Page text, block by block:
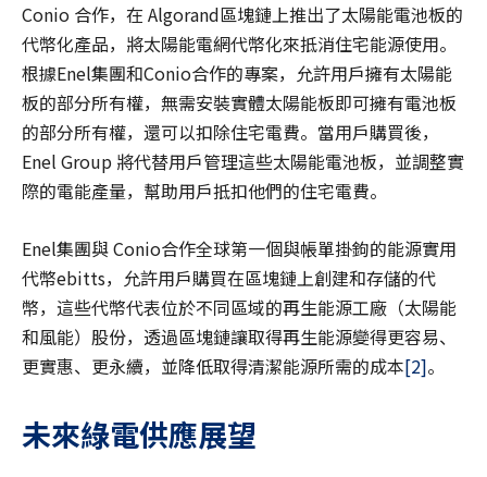
Conio 合作，在 Algorand區塊鏈上推出了太陽能電池板的
代幣化產品，將太陽能電網代幣化來抵消住宅能源使用。
根據Enel集團和Conio合作的專案，允許用戶擁有太陽能
板的部分所有權，無需安裝實體太陽能板即可擁有電池板
的部分所有權，還可以扣除住宅電費。當用戶購買後，
Enel Group 將代替用戶管理這些太陽能電池板，並調整實
際的電能產量，幫助用戶抵扣他們的住宅電費。
Enel集團與 Conio合作全球第一個與帳單掛鉤的能源實用
代幣ebitts，允許用戶購買在區塊鏈上創建和存儲的代
幣，這些代幣代表位於不同區域的再生能源工廠（太陽能
和風能）股份，透過區塊鏈讓取得再生能源變得更容易、
更實惠、更永續，並降低取得清潔能源所需的成本[2]。
未來綠電供應展望